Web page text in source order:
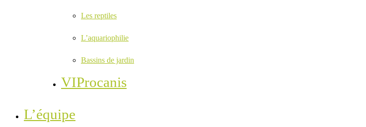
Les reptiles
L’aquariophilie
Bassins de jardin
VIProcanis
L’équipe